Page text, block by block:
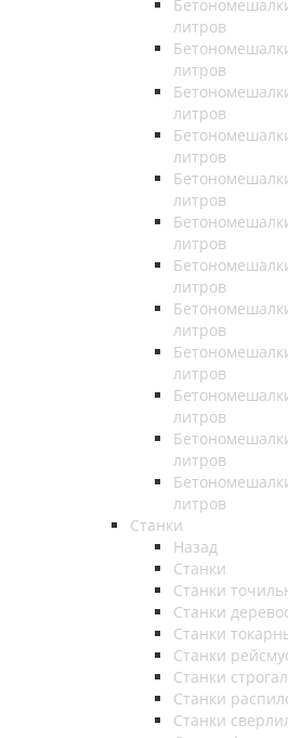
литров
литров
литров
литров
литров
литров
литров
литров
литров
литров
литров
литров
Станки
Назад
Станки
Станки
Станки
Станки
Станки
Станки
Станки
Станки